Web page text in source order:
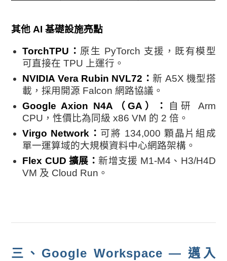
其他 AI 基礎設施亮點
TorchTPU： 原生 PyTorch 支援，既有模型
可直接在 TPU 上運行。
NVIDIA Vera Rubin NVL72： 新 A5X 機型搭
載，採用開源 Falcon 網路協議。
Google Axion N4A（GA）：
自研 Arm
CPU，性價比為同級 x86 VM 的 2 倍。
Virgo Network： 可將 134,000 顆晶片組成
單一運算域的大規模資料中心網路架構。
Flex CUD 擴展：新增支援 M1-M4、H3/H4D
VM 及 Cloud Run。
三、Google Workspace — 邁入